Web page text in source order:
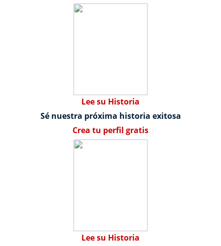
Lee su Historia
Sé nuestra próxima historia exitosa
Crea tu perfil gratis
Lee su Historia